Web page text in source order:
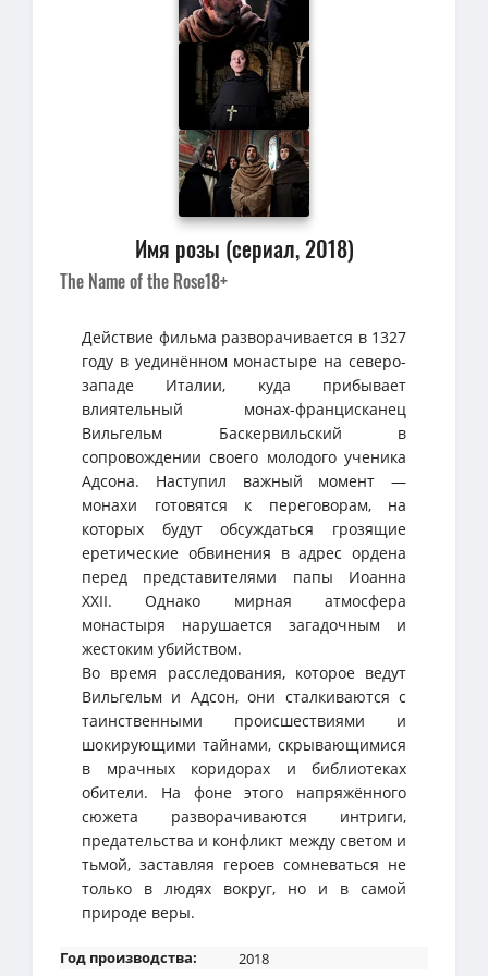
Имя розы (сериал, 2018)
The Name of the Rose18+
Действие фильма разворачивается в 1327
году в уединённом монастыре на северо-
западе Италии, куда прибывает
влиятельный монах-францисканец
Вильгельм Баскервильский в
сопровождении своего молодого ученика
Адсона. Наступил важный момент —
монахи готовятся к переговорам, на
которых будут обсуждаться грозящие
еретические обвинения в адрес ордена
перед представителями папы Иоанна
XXII. Однако мирная атмосфера
монастыря нарушается загадочным и
жестоким убийством.
Во время расследования, которое ведут
Вильгельм и Адсон, они сталкиваются с
таинственными происшествиями и
шокирующими тайнами, скрывающимися
в мрачных коридорах и библиотеках
обители. На фоне этого напряжённого
сюжета разворачиваются интриги,
предательства и конфликт между светом и
тьмой, заставляя героев сомневаться не
только в людях вокруг, но и в самой
природе веры.
Год производства:
2018